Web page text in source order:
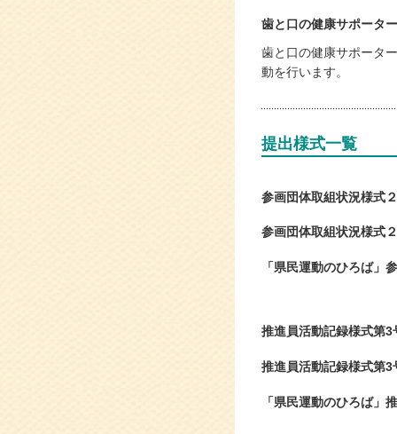
歯と口の健康サポータ
歯と口の健康サポータ
動を行います。
提出様式一覧
参画団体取組状況様式
参画団体取組状況様式２
「県民運動のひろば」
推進員活動記録様式第
推進員活動記録様式第3
「県民運動のひろば」